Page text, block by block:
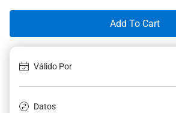
Add To Cart
Válido Por
Datos